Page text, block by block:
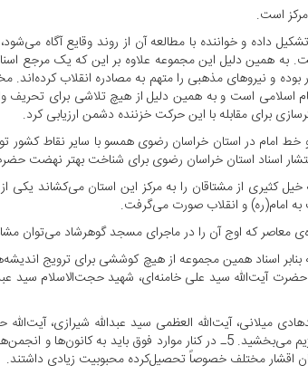
داده و خواننده با مطالعه آن از روند وقایع آگاه
و نیروهای مذهبی را متهم به مصادره انقلاب
است و به همین دلیل از هیچ تلاشی برای تحریف
برای مقابله با این حرکت خزننده دشمن ارزیابی کرد.
اسناد استان خراسان رضوی برای شناخت بهتر نهضت
خیل کثیری از مشتاقان را به مرکز این استان می‌کشاند
امام(ره) و انقلاب صورت می‌‌گرفت.
بنابر اسناد همین مجموعه از هیچ کوششی برای ترویج
حضرت آیت‌الله سید علی خامنه‌ای، شهید حجت‌الاسلام سید
میلانی، آیت‌الله العظمی سید عبدالله شیرازی،
وزنی محسوس در مواجهه با سیاسیت‌های ضد رژیم می‌بخشید. 5ـ در
اقشار مختلف خصوصاً تحصیل‌کرده محبوبیت زیادی داشتند.